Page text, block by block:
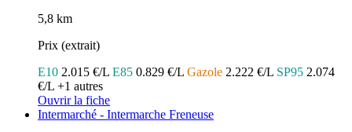
5,8 km
Prix (extrait)
E10 2.015 €/L E85 0.829 €/L Gazole 2.222 €/L SP95 2.074
€/L +1 autres
Ouvrir la fiche
Intermarché - Intermarche Freneuse